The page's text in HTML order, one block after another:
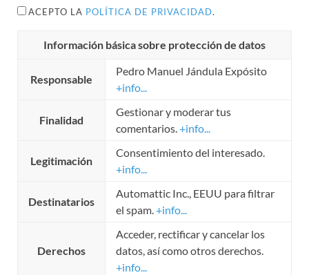
ACEPTO LA POLÍTICA DE PRIVACIDAD.
Información básica sobre protección de datos
Responsable
Pedro Manuel Jándula Expósito
+info...
Finalidad
Gestionar y moderar tus
comentarios.+info...
Legitimación
Consentimiento del interesado.
+info...
Destinatarios
Automattic Inc., EEUU para filtrar
el spam.+info...
Derechos
Acceder, rectificar y cancelar los
datos, así como otros derechos.
+info...